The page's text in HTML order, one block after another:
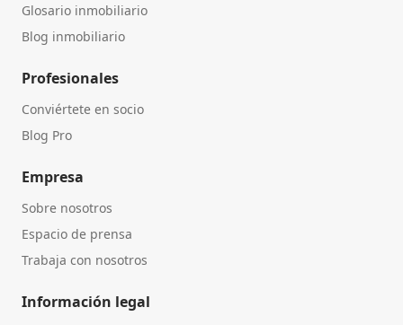
Glosario inmobiliario
Blog inmobiliario
Profesionales
Conviértete en socio
Blog Pro
Empresa
Sobre nosotros
Espacio de prensa
Trabaja con nosotros
Información legal